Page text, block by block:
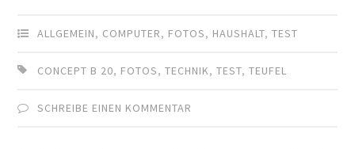
ALLGEMEIN, COMPUTER, FOTOS, HAUSHALT,TEST
CONCEPT B 20, FOTOS,TECHNIK,TEST,TEUFEL
SCHREIBE EINEN KOMMENTAR